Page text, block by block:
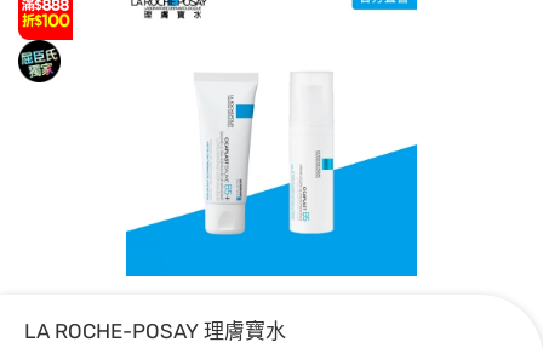
LA ROCHE-POSAY 理膚寶水